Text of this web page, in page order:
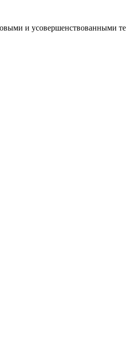
и усовершенствованными